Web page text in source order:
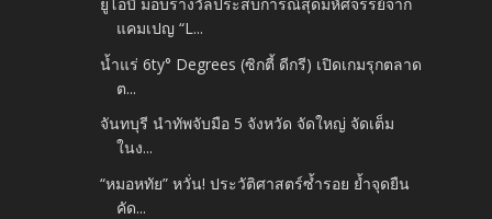
แคมเปญ “L...
น้ำแร่ 6ty° Degrees (ซิกตี้ ดีกรี) เปิดเกมรุกตลาด
ต...
จันทบุรี นำทัพจับมือ 5 จังหวัด จัดใหญ่ จัดเต็ม
ในง...
“หมอหทัย” หวั่น! ประวัติศาสตร์ซ้ำรอย ย้ำจุดยืน
คัด...